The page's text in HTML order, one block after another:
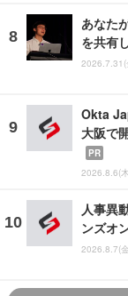
あなた
を共有
2026.7.31(
Okta
大阪で
PR
2026.8.6(
人事異
ンズオ
2026.8.7(